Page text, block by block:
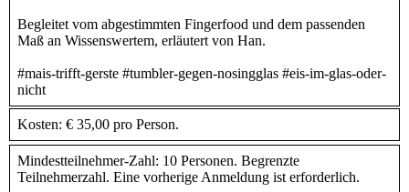
Begleitet vom abgestimmten Fingerfood und dem passenden
Maß an Wissenswertem, erläutert von Han.
#mais-trifft-gerste #tumbler-gegen-nosingglas #eis-im-glas-oder-
nicht
Kosten: € 35,00 pro Person.
Mindestteilnehmer-Zahl: 10 Personen. Begrenzte
Teilnehmerzahl. Eine vorherige Anmeldung ist erforderlich.